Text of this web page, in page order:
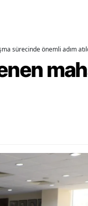
sürecinde önemli adım